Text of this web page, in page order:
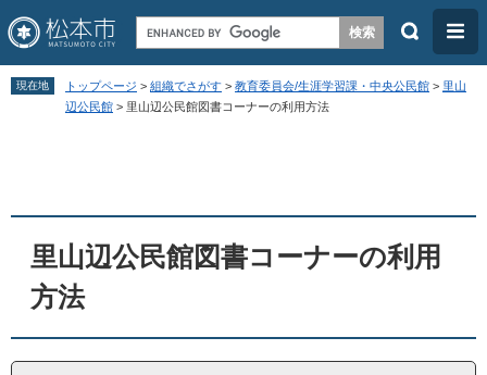
ペ
メ
検
メ
ニ
ュ
現在地 トップページ > 組織でさがす > 教育委員会/生涯学習課・中央公民館 > 里山
辺公民館 > 里山辺公民館図書コーナーの利用方法
里山辺公民館図書コーナーの利用
方法